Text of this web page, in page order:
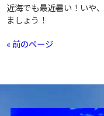
近海でも最近暑い！いや
ましょう！
« 前のページ